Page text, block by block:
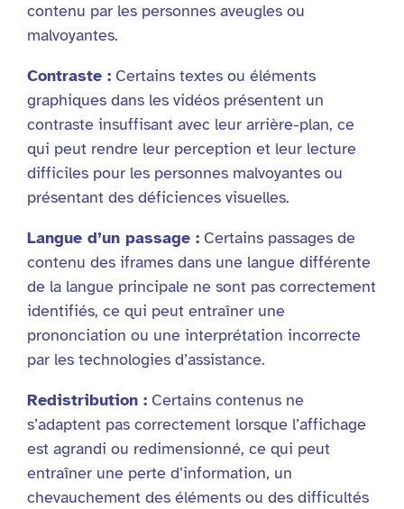
contenu par les personnes aveugles ou
malvoyantes.
Contraste : Certains textes ou éléments
graphiques dans les vidéos présentent un
contraste insuffisant avec leur arrière-plan, ce
qui peut rendre leur perception et leur lecture
difficiles pour les personnes malvoyantes ou
présentant des déficiences visuelles.
Langue d’un passage : Certains passages de
contenu des iframes dans une langue différente
de la langue principale ne sont pas correctement
identifiés, ce qui peut entraîner une
prononciation ou une interprétation incorrecte
par les technologies d’assistance.
Redistribution : Certains contenus ne
s’adaptent pas correctement lorsque l’affichage
est agrandi ou redimensionné, ce qui peut
entraîner une perte d’information, un
chevauchement des éléments ou des difficultés